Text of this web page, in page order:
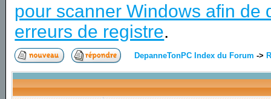
pour scanner Windows afin de
erreurs de registre.
DepanneTonPC Index du Forum ->